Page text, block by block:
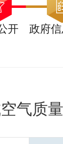
开 政府
气质